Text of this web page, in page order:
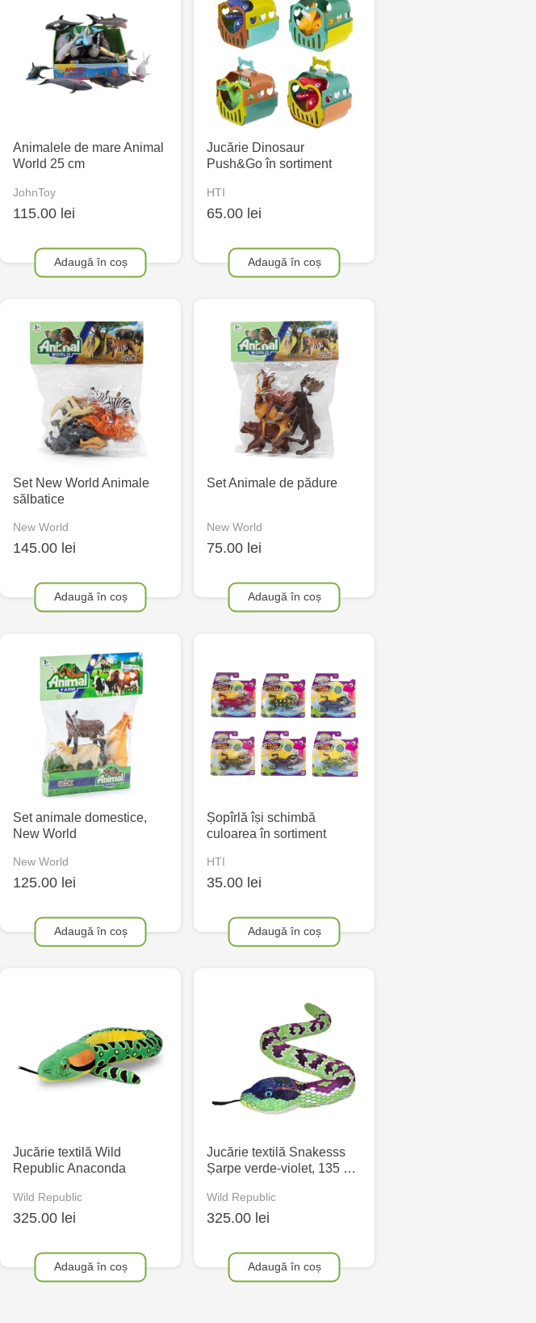
Animalele de mare Animal
World 25 cm
JohnToy
115.00 lei
Adaugă în coș
Jucărie Dinosaur
Push&Go în sortiment
HTI
65.00 lei
Adaugă în coș
Set New World Animale
sălbatice
New World
145.00 lei
Adaugă în coș
Set Animale de pădure
New World
75.00 lei
Adaugă în coș
Set animale domestice,
New World
New World
125.00 lei
Adaugă în coș
Șopîrlă își schimbă
culoarea în sortiment
HTI
35.00 lei
Adaugă în coș
Jucărie textilă Wild
Republic Anaconda
Wild Republic
325.00 lei
Adaugă în coș
Jucărie textilă Snakesss
Șarpe verde-violet, 135 …
Wild Republic
325.00 lei
Adaugă în coș